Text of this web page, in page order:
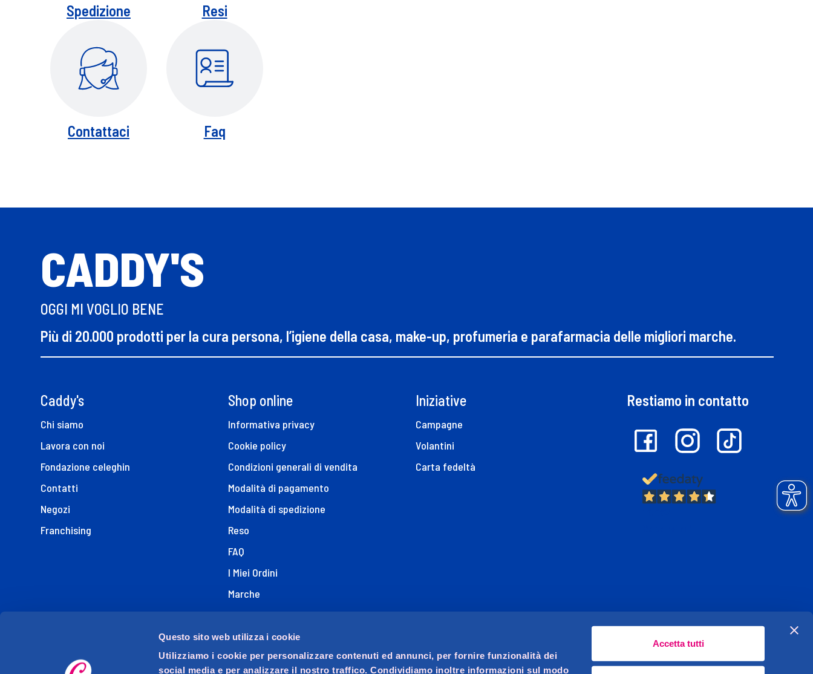
Questo sito web utilizza i cookie
Utilizziamo i cookie per personalizzare contenuti ed annunci, per fornire funzionalità dei
social media e per analizzare il nostro traffico. Condividiamo inoltre informazioni sul modo
Accetta tutti
Spedizione Resi
Contattaci Faq
CADDY'S
OGGI MI VOGLIO BENE
Più di 20.000 prodotti per la cura persona, l’igiene della casa, make-up, profumeria e parafarmacia delle migliori marche.
Caddy's
Chi siamo
Lavora con noi
Fondazione celeghin
Contatti
Negozi
Franchising
Shop online
Informativa privacy
Cookie policy
Condizioni generali di vendita
Modalità di pagamento
Modalità di spedizione
Reso
FAQ
I Miei Ordini
Marche
Dichiarazione di Accessibilità
Iniziative
Campagne
Volantini
Carta fedeltà
Restiamo in contatto